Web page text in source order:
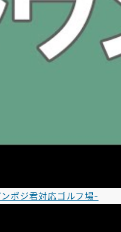
ポジ君対応ゴルフ場-